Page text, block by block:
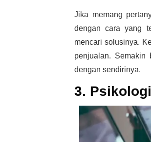
Jika memang
dengan cara yang
mencari solusinya.
penjualan. Semakin
dengan sendirinya.
3.